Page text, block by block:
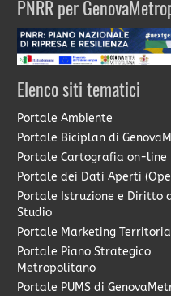
PNRR per
Elenco siti tematici
Portale Ambiente
Portale Biciplan di
Portale Cartografia on-line
Portale dei Dati Aperti
Portale Istruzione e Diritto
Studio
Portale Marketing
Portale Piano Strategico
Metropolitano
Portale PUMS di